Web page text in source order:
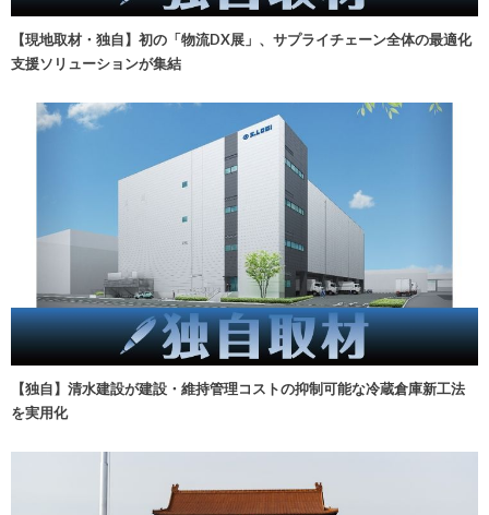
【現地取材・独自】初の「物流DX展」、サプライチェーン全体の最適化
支援ソリューションが集結
【独自】清水建設が建設・維持管理コストの抑制可能な冷蔵倉庫新工法
を実用化